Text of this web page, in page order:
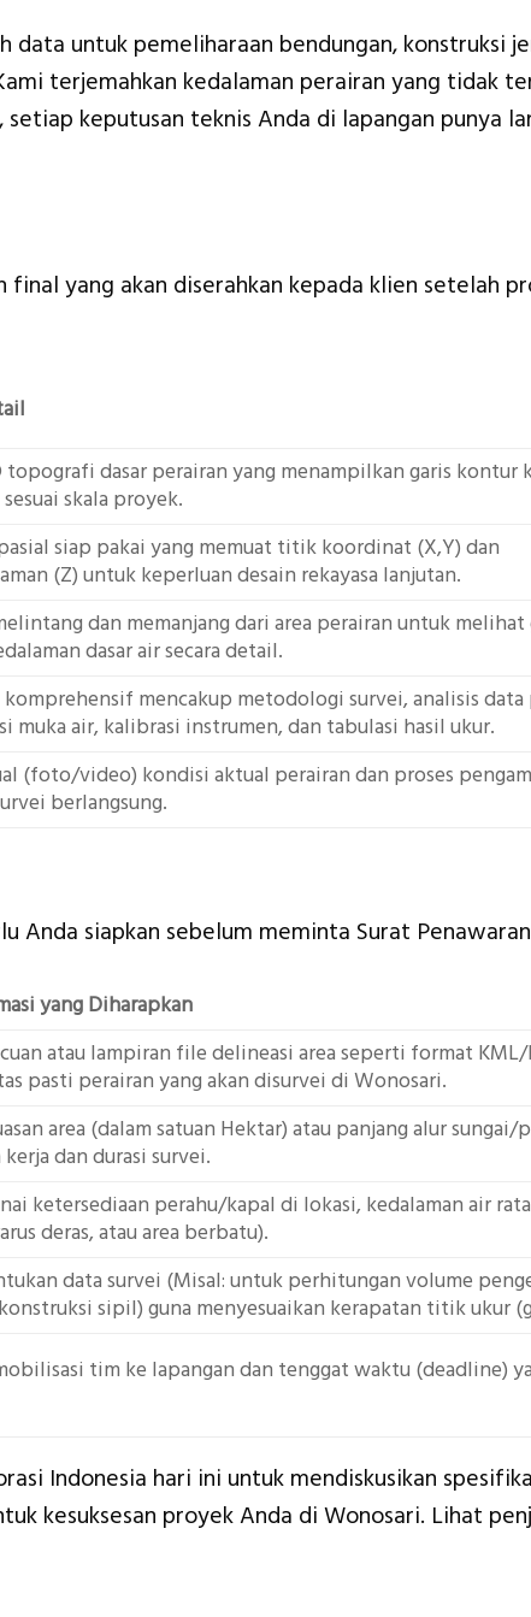
data untuk pemeliharaan bendungan, konstruksi
terjemahkan kedalaman perairan yang tidak
keputusan teknis Anda di lapangan punya
yang akan diserahkan kepada klien setelah
topografi dasar perairan yang menampilkan garis kontur
skala proyek.
siap pakai yang memuat titik koordinat (X,Y) dan
(Z) untuk keperluan desain rekayasa lanjutan.
dan memanjang dari area perairan untuk melihat
dasar air secara detail.
mencakup metodologi survei, analisis data
muka air, kalibrasi instrumen, dan tabulasi hasil ukur.
(foto/video) kondisi aktual perairan dan proses
berlangsung.
Anda siapkan sebelum meminta Surat
yang Diharapkan
atau lampiran file delineasi area seperti format KML/
pasti perairan yang akan disurvei di Wonosari.
area (dalam satuan Hektar) atau panjang alur
dan durasi survei.
ketersediaan perahu/kapal di lokasi, kedalaman air
deras, atau area berbatu).
data survei (Misal: untuk perhitungan volume
sipil) guna menyesuaikan kerapatan titik ukur
tim ke lapangan dan tenggat waktu (deadline)
Indonesia hari ini untuk mendiskusikan
kesuksesan proyek Anda di Wonosari. Lihat